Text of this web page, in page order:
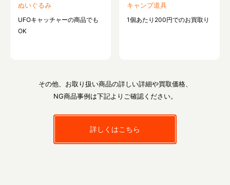
ぬいぐるみ
UFOキャッチャーの商品でも
OK
キャンプ道具
1個あたり200円でのお買取り
その他、お取り扱い商品の詳しい詳細や買取価格、
NG商品事例は下記よりご確認ください。
詳しくはこちら